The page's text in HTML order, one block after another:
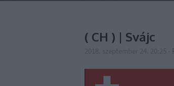
( CH ) | Svájc